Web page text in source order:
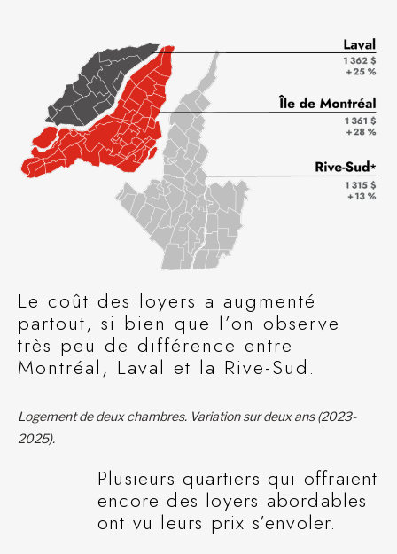
Le coût des loyers a augmenté
partout, si bien que l’on observe
très peu de différence entre
Montréal, Laval et la Rive-Sud.
Logement de deux chambres. Variation sur deux ans (2023-
2025).
Plusieurs quartiers qui offraient
encore des loyers abordables
ont vu leurs prix s’envoler.